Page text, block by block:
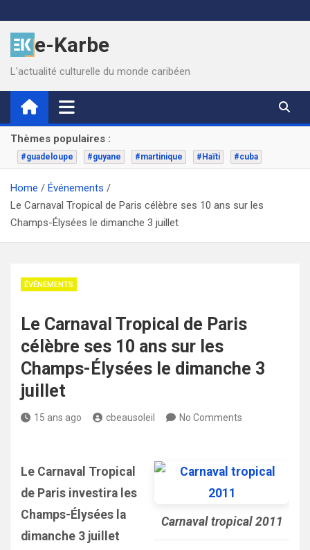
to
contente-Karbe
L'actualité culturelle du monde caribéen
Thèmes populaires :
#guadeloupe #guyane #martinique #Haïti #cuba
Home
Événements
Le Carnaval Tropical de Paris célèbre ses 10 ans sur les
Champs-Élysées le dimanche 3 juillet
ÉVÉNEMENTS
Le Carnaval Tropical de Paris
célèbre ses 10 ans sur les
Champs-Élysées le dimanche 3
juillet
15 ans ago cbeausoleil No Comments
Carnaval tropical 2011
Le Carnaval Tropical
de Paris investira les
Champs-Élysées la
dimanche 3 juillet